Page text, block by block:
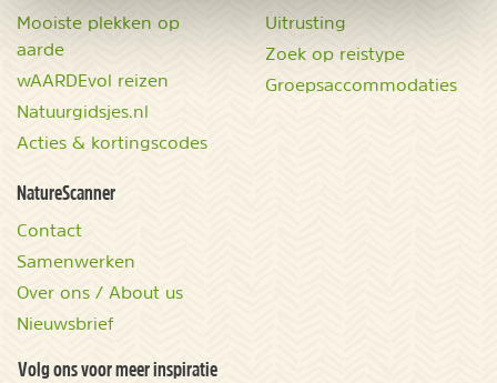
Mooiste plekken op
aarde
wAARDEvol reizen
Natuurgidsjes.nl
Acties & kortingscodes
Uitrusting
Zoek op reistype
Groepsaccommodaties
NatureScanner
Contact
Samenwerken
Over ons / About us
Nieuwsbrief
Volg ons voor meer inspiratie